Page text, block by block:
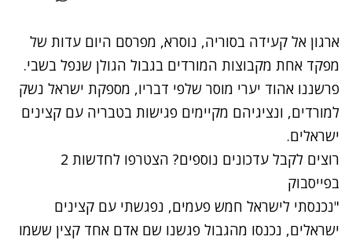
ארגון אל קעידה בסוריה, נוסרא, מפרסם היום עדות של
מפקד אחת מקבוצות המורדים בגבול הגולן שנפל בשבי.
פרשננו אהוד יערי מוסר שלפי דבריו, מספקת ישראל נשק
למורדים, ונציגיהם מקיימים פגישות בטבריה עם קצינים
ישראלים.
רוצים לקבל עדכונים נוספים? הצטרפו לחדשות 2
בפייסבוק
"נכנסתי לישראל חמש פעמים, נפגשתי עם קצינים
ישראלים, נכנסו מהגבול פגשנו שם אדם אחד קצין ששמו